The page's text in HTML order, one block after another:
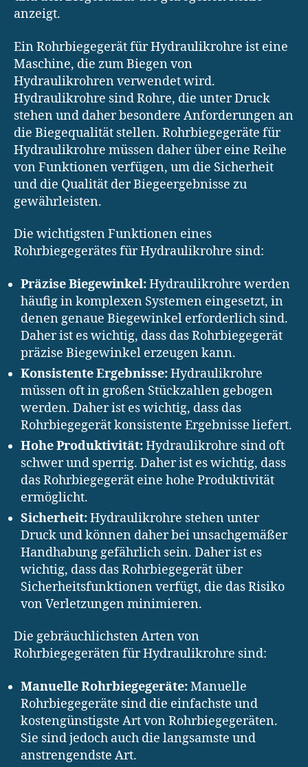
anzeigt.
Ein Rohrbiegegerät für Hydraulikrohre ist eine
Maschine, die zum Biegen von
Hydraulikrohren verwendet wird.
Hydraulikrohre sind Rohre, die unter Druck
stehen und daher besondere Anforderungen an
die Biegequalität stellen. Rohrbiegegeräte für
Hydraulikrohre müssen daher über eine Reihe
von Funktionen verfügen, um die Sicherheit
und die Qualität der Biegeergebnisse zu
gewährleisten.
Die wichtigsten Funktionen eines
Rohrbiegegerätes für Hydraulikrohre sind:
Präzise Biegewinkel:Hydraulikrohre werden
häufig in komplexen Systemen eingesetzt, in
denen genaue Biegewinkel erforderlich sind.
Daher ist es wichtig, dass das Rohrbiegegerät
präzise Biegewinkel erzeugen kann.
Konsistente Ergebnisse:Hydraulikrohre
müssen oft in großen Stückzahlen gebogen
werden. Daher ist es wichtig, dass das
Rohrbiegegerät konsistente Ergebnisse liefert.
Hohe Produktivität:Hydraulikrohre sind oft
schwer und sperrig. Daher ist es wichtig, dass
das Rohrbiegegerät eine hohe Produktivität
ermöglicht.
Sicherheit:Hydraulikrohre stehen unter
Druck und können daher bei unsachgemäßer
Handhabung gefährlich sein. Daher ist es
wichtig, dass das Rohrbiegegerät über
Sicherheitsfunktionen verfügt, die das Risiko
von Verletzungen minimieren.
Die gebräuchlichsten Arten von
Rohrbiegegeräten für Hydraulikrohre sind:
Manuelle Rohrbiegegeräte:Manuelle
Rohrbiegegeräte sind die einfachste und
kostengünstigste Art von Rohrbiegegeräten.
Sie sind jedoch auch die langsamste und
anstrengendste Art.